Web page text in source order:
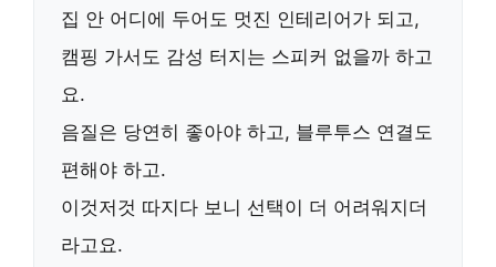
집 안 어디에 두어도 멋진 인테리어가 되고,
캠핑 가서도 감성 터지는 스피커 없을까 하고
요.
음질은 당연히 좋아야 하고, 블루투스 연결도
편해야 하고.
이것저것 따지다 보니 선택이 더 어려워지더
라고요.